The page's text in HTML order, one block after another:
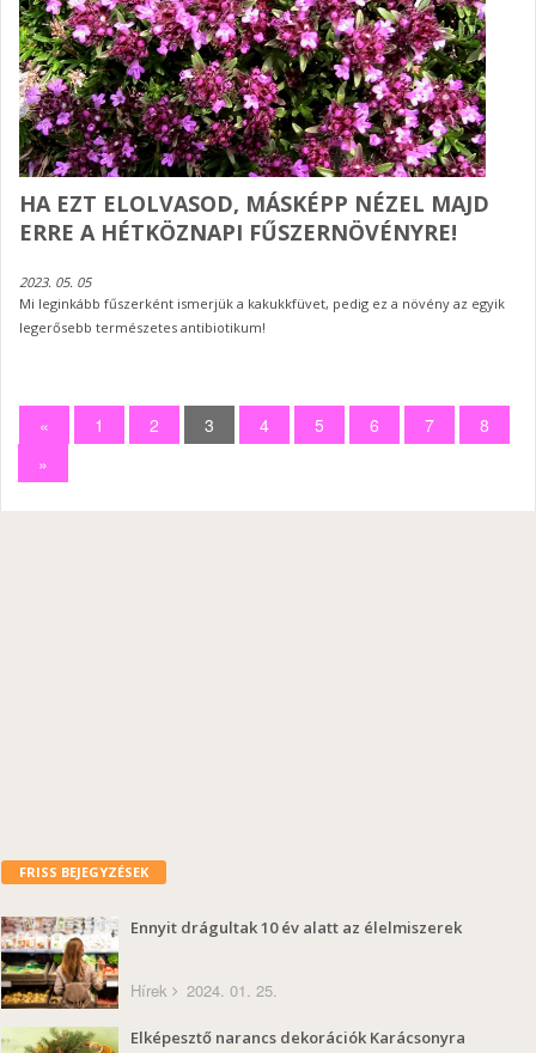
HA EZT ELOLVASOD, MÁSKÉPP NÉZEL MAJD
ERRE A HÉTKÖZNAPI FŰSZERNÖVÉNYRE!
2023. 05. 05
Mi leginkább fűszerként ismerjük a kakukkfüvet, pedig ez a növény az egyik
legerősebb természetes antibiotikum!
« 1 2 3 4 5 6 7
8
»
FRISS BEJEGYZÉSEK
Ennyit drágultak 10 év alatt az élelmiszerek
Hírek 2024. 01. 25.
Elképesztő narancs dekorációk Karácsonyra